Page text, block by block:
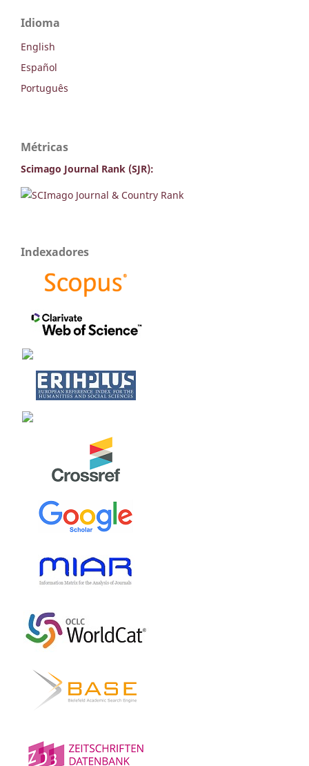
Idioma
English
Español
Português
Métricas
Scimago Journal Rank (SJR):
Indexadores